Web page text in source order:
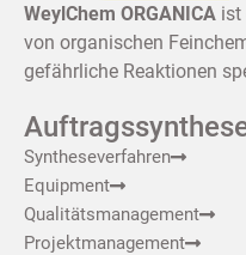
WeylChem ORGANICA ist
von organischen
gefährliche Reaktionen
Syntheseverfahren
Equipment
Qualitätsmanagement
Projektmanagement